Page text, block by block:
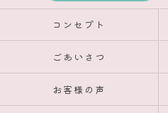
コンセプト
ごあいさつ
お客様の声